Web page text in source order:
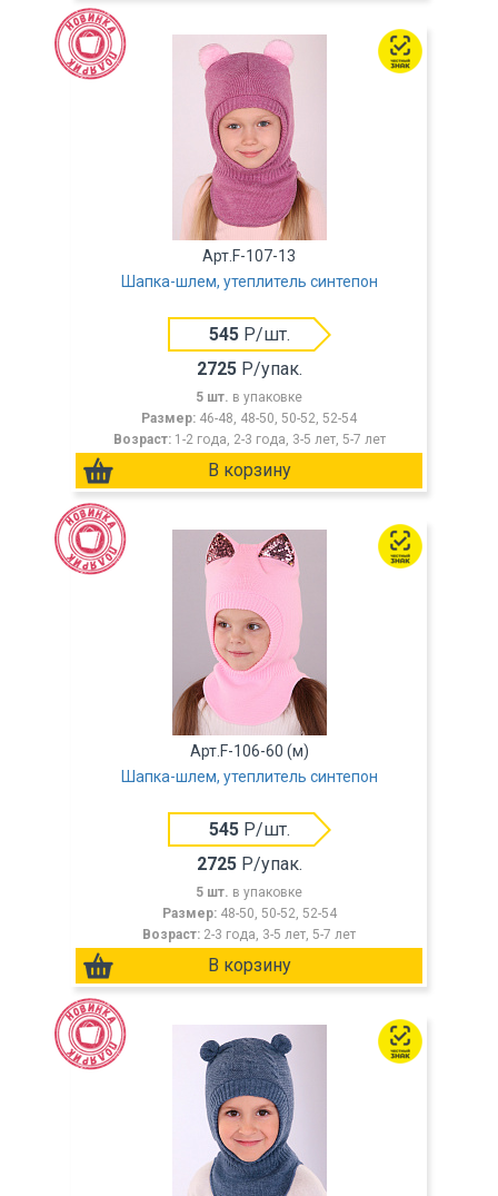
Арт.F-107-13
Шапка-шлем, утеплитель синтепон
545Р/шт.
2725Р/упак.
5 шт. в упаковке
Размер: 46-48, 48-50, 50-52, 52-54
Возраст: 1-2 года, 2-3 года, 3-5 лет, 5-7 лет
Арт.F-106-60 (м)
Шапка-шлем, утеплитель синтепон
545Р/шт.
2725Р/упак.
5 шт. в упаковке
Размер: 48-50, 50-52, 52-54
Возраст: 2-3 года, 3-5 лет, 5-7 лет